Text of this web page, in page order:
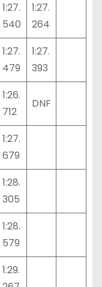
1:27.
540
1:27.
264
1:27.
479
1:27.
393
1:26.
712
DNF
1:27.
679
1:28.
305
1:28.
579
1:29.